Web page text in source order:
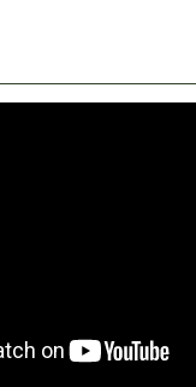
予約に関しまして】
、ご予約順に出荷して
くお待ちくださいます